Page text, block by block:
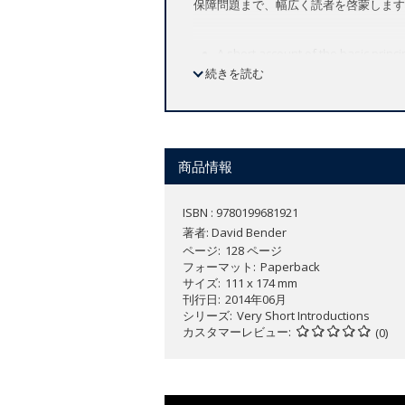
保障問題まで、幅広く読者を啓蒙しま
Considers the type of nutrition
Looks at the usefulness and
Nutrition is a topic of wide interest
supplements mean that a clear
In thisVery Short Introduction
over- and under-nutrition, and raises
続きを読む
商品情報
ISBN : 9780199681921
著者: David Bender
ページ 128 ページ
フォーマット
Paperback
サイズ 111 x 174 mm
刊行日 2014年06月
シリーズ Very Short Introductions
カスタマーレビュー
(0)